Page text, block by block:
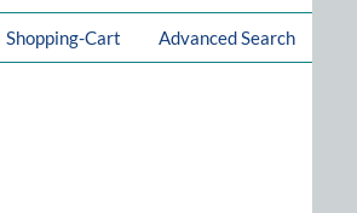
Advanced Search
Shopping-Cart